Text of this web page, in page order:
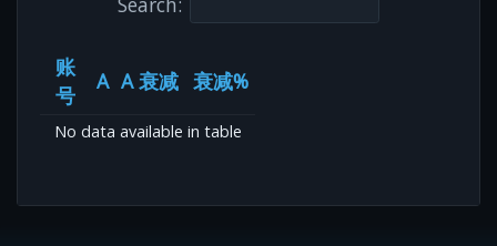
账
号
A A 衰减 衰减%
No data available in table